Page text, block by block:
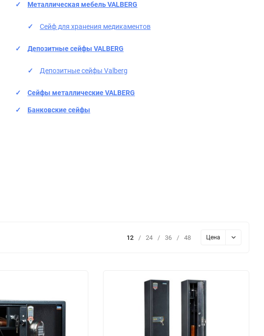
Металлическая мебель VALBERG
Сейф для хранения медикаментов
Депозитные сейфы VALBERG
Депозитные сейфы Valberg
Сейфы металлические VALBERG
Банковские сейфы
12 / 24 / 36 / 48 Цена